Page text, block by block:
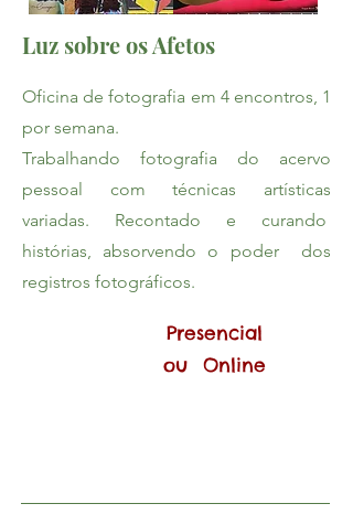
Luz sobre os Afetos
Oficina de fotografia em 4 encontros, 1
por semana.
Trabalhando fotografia do acervo
pessoal com técnicas artísticas
variadas. Recontado e curando
histórias, absorvendo o poder dos
registros fotográficos.
Presencial
ou Online